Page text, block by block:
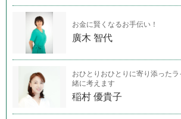
お金に賢くなるお手伝い！
廣木 智代
おひとりおひとりに寄り添った
緒に考えます
稲村 優貴子